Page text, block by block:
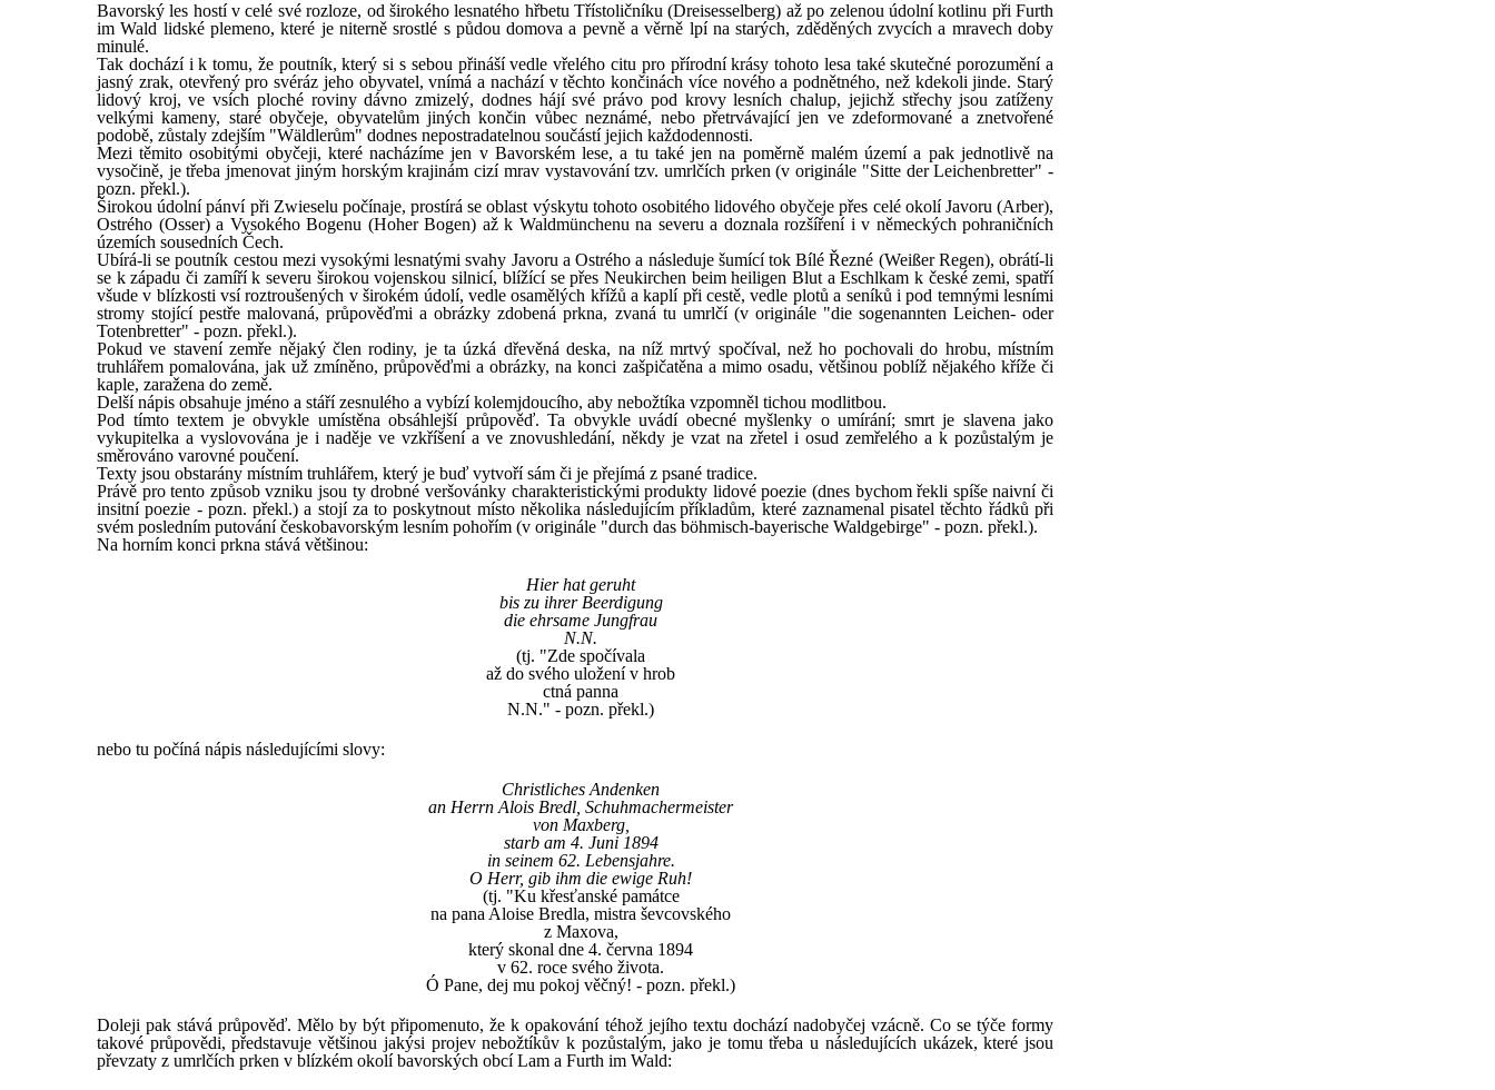
Bavorský les hostí v celé své rozloze, od širokého lesnatého hřbetu Třístoličníku (Dreisesselberg) až po zelenou údolní kotlinu při Furth
im Wald lidské plemeno, které je niterně srostlé s půdou domova a pevně a věrně lpí na starých, zděděných zvycích a mravech doby
minulé.
Tak dochází i k tomu, že poutník, který si s sebou přináší vedle vřelého citu pro přírodní krásy tohoto lesa také skutečné porozumění a
jasný zrak, otevřený pro svéráz jeho obyvatel, vnímá a nachází v těchto končinách více nového a podnětného, než kdekoli jinde. Starý
lidový kroj, ve vsích ploché roviny dávno zmizelý, dodnes hájí své právo pod krovy lesních chalup, jejichž střechy jsou zatíženy
velkými kameny, staré obyčeje, obyvatelům jiných končin vůbec neznámé, nebo přetrvávající jen ve zdeformované a znetvořené
podobě, zůstaly zdejším "Wäldlerům" dodnes nepostradatelnou součástí jejich každodennosti.
Mezi těmito osobitými obyčeji, které nacházíme jen v Bavorském lese, a tu také jen na poměrně malém území a pak jednotlivě na
vysočině, je třeba jmenovat jiným horským krajinám cizí mrav vystavování tzv. umrlčích prken (v originále "Sitte der Leichenbretter" -
pozn. překl.).
Širokou údolní pánví při Zwieselu počínaje, prostírá se oblast výskytu tohoto osobitého lidového obyčeje přes celé okolí Javoru (Arber),
Ostrého (Osser) a Vysokého Bogenu (Hoher Bogen) až k Waldmünchenu na severu a doznala rozšíření i v německých pohraničních
územích sousedních Čech.
Ubírá-li se poutník cestou mezi vysokými lesnatými svahy Javoru a Ostrého a následuje šumící tok Bílé Řezné (Weißer Regen), obrátí-li
se k západu či zamíří k severu širokou vojenskou silnicí, blížící se přes Neukirchen beim heiligen Blut a Eschlkam k české zemi, spatří
všude v blízkosti vsí roztroušených v širokém údolí, vedle osamělých křížů a kaplí při cestě, vedle plotů a seníků i pod temnými lesními
stromy stojící pestře malovaná, průpověďmi a obrázky zdobená prkna, zvaná tu umrlčí (v originále "die sogenannten Leichen- oder
Totenbretter" - pozn. překl.).
Pokud ve stavení zemře nějaký člen rodiny, je ta úzká dřevěná deska, na níž mrtvý spočíval, než ho pochovali do hrobu, místním
truhlářem pomalována, jak už zmíněno, průpověďmi a obrázky, na konci zašpičatěna a mimo osadu, většinou poblíž nějakého kříže či
kaple, zaražena do země.
Delší nápis obsahuje jméno a stáří zesnulého a vybízí kolemjdoucího, aby nebožtíka vzpomněl tichou modlitbou.
Pod tímto textem je obvykle umístěna obsáhlejší průpověď. Ta obvykle uvádí obecné myšlenky o umírání; smrt je slavena jako
vykupitelka a vyslovována je i naděje ve vzkříšení a ve znovushledání, někdy je vzat na zřetel i osud zemřelého a k pozůstalým je
směrováno varovné poučení.
Texty jsou obstarány místním truhlářem, který je buď vytvoří sám či je přejímá z psané tradice.
Právě pro tento způsob vzniku jsou ty drobné veršovánky charakteristickými produkty lidové poezie (dnes bychom řekli spíše naivní či
insitní poezie - pozn. překl.) a stojí za to poskytnout místo několika následujícím příkladům, které zaznamenal pisatel těchto řádků při
svém posledním putování českobavorským lesním pohořím (v originále "durch das böhmisch-bayerische Waldgebirge" - pozn. překl.).
Na horním konci prkna stává většinou:
Hier hat geruht
bis zu ihrer Beerdigung
die ehrsame Jungfrau
N.N.
(tj. "Zde spočívala
až do svého uložení v hrob
ctná panna
N.N." - pozn. překl.)
nebo tu počíná nápis následujícími slovy:
Christliches Andenken
an Herrn Alois Bredl, Schuhmachermeister
von Maxberg,
starb am 4. Juni 1894
in seinem 62. Lebensjahre.
O Herr, gib ihm die ewige Ruh!
(tj. "Ku křesťanské památce
na pana Aloise Bredla, mistra ševcovského
z Maxova,
který skonal dne 4. června 1894
v 62. roce svého života.
Ó Pane, dej mu pokoj věčný! - pozn. překl.)
Doleji pak stává průpověď. Mělo by být připomenuto, že k opakování téhož jejího textu dochází nadobyčej vzácně. Co se týče formy
takové průpovědi, představuje většinou jakýsi projev nebožtíkův k pozůstalým, jako je tomu třeba u následujících ukázek, které jsou
převzaty z umrlčích prken v blízkém okolí bavorských obcí Lam a Furth im Wald: